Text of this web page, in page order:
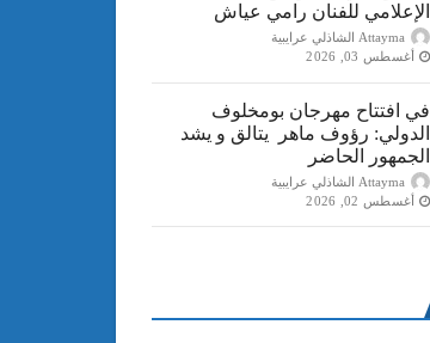
الإعلامي للفنان رامي عياش
Attayma الشاذلي عرايبية
أغسطس 03, 2026
في افتتاح مهرجان بومخلوف
الدولي: رؤوف ماهر يتالق و يشد
الجمهور الحاضر
Attayma الشاذلي عرايبية
أغسطس 02, 2026